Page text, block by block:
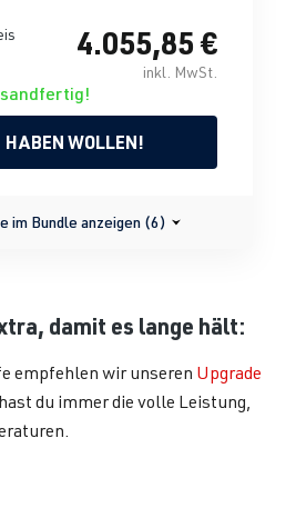
4.055,85 €
inkl. MwSt.
HABEN WOLLEN!
im Bundle anzeigen (6)
damit es lange hält:
empfehlen wir unseren Upgrade
du immer die volle Leistung,